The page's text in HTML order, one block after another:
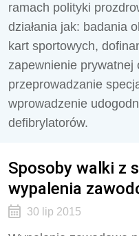
ramach polityki
działania jak: badania
kart sportowych,
zapewnienie prywatnej
przeprowadzanie
wprowadzenie
defibrylatorów.
Sposoby walki z
wypalenia
30 lip 2015